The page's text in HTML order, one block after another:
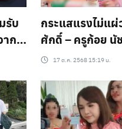
รับ
ก
กระแสแรงไม่แผ่
ศักดิ์ – ครูก้อย นั
ไลฟ์ “เจนนี่ ได้หม
17 ต.ค. 2568 15:19 น.